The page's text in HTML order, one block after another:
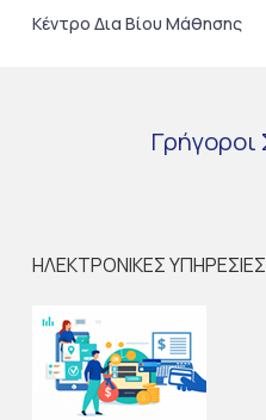
Κέντρο Δια Βίου Μάθησης
Γρήγοροι
ΗΛΕΚΤΡΟΝΙΚΕΣ ΥΠΗΡΕΣΙΕΣ